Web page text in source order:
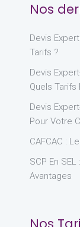
Nos
Devis
Tarifs ?
Devis
Quels
Devis
Pour Votre
CAFCAC :
SCP En
Avantages